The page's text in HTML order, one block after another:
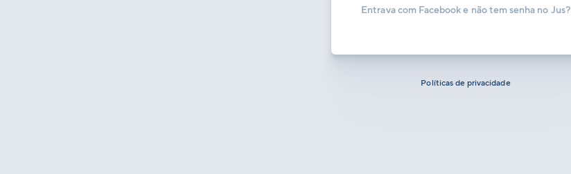
Entrava com Facebook e não tem senha no Jus?
Políticas de privacidade